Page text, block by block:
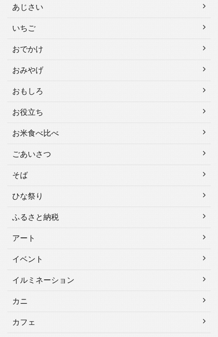
あじさい
いちご
おでかけ
おみやげ
おもしろ
お役立ち
お米食べ比べ
ごあいさつ
そば
ひな祭り
ふるさと納税
アート
イベント
イルミネーション
カニ
カフェ